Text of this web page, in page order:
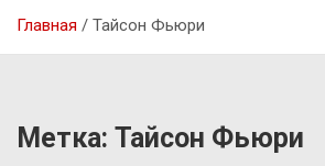
Главная Тайсон Фьюри
Метка: Тайсон Фьюри